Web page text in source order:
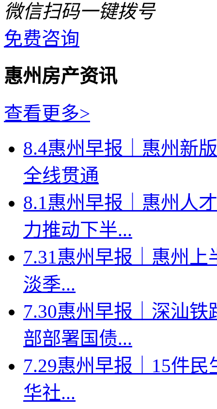
微信扫码一键拨号
免费咨询
惠州房产资讯
查看更多>
8.4惠州早报｜惠州新
全线贯通
8.1惠州早报｜惠州人
力推动下半...
7.31惠州早报｜惠州上
淡季...
7.30惠州早报｜深汕
部部署国债...
7.29惠州早报｜15件
华社...